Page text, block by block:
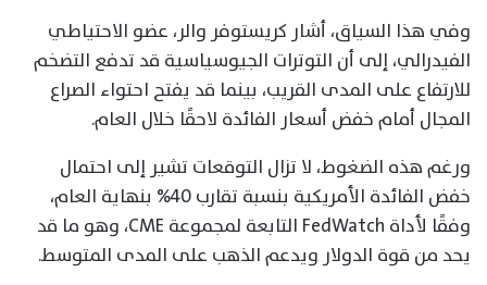
وفي هذا السياق، أشار كريستوفر والر، عضو الاحتياطي
الفيدرالي، إلى أن التوترات الجيوسياسية قد تدفع التضخم
للارتفاع على المدى القريب، بينما قد يفتح احتواء الصراع
المجال أمام خفض أسعار الفائدة لاحقًا خلال العام.
ورغم هذه الضغوط، لا تزال التوقعات تشير إلى احتمال
خفض الفائدة الأمريكية بنسبة تقارب 40% بنهاية العام،
وفقًا لأداة FedWatch التابعة لمجموعة CME، وهو ما قد
يحد من قوة الدولار ويدعم الذهب على المدى المتوسط.